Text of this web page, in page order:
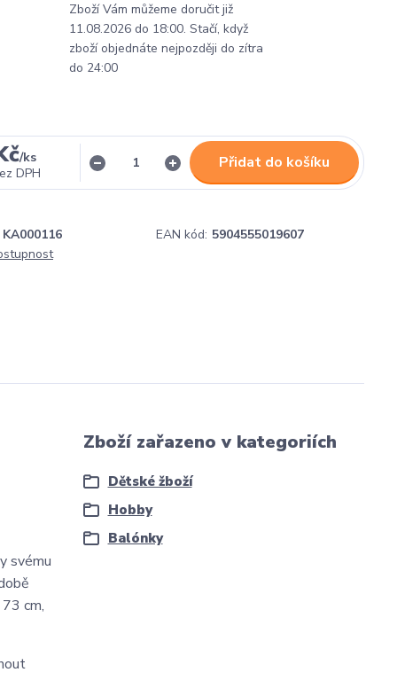
Zboží Vám můžeme doručit již
11.08.2026 do 18:00. Stačí, když
zboží objednáte nejpozději do zítra
do 24:00
/ks
DPH
Přidat do košíku
KA000116 EAN kód: 5904555019607
svému
cm,
Zboží zařazeno v kategoriích
Dětské žboží
Hobby
Balónky